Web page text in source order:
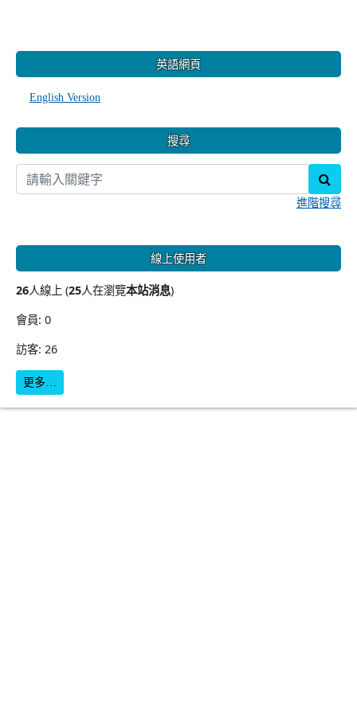
英語網頁
English Version
搜尋
進階搜尋
線上使用者
26人線上 (25人在瀏覽本站消息)
會員: 0
訪客: 26
更多…